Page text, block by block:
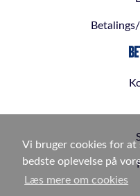
Vi bruger cookies for at
bedste oplevelse på
Læs mere om cookies